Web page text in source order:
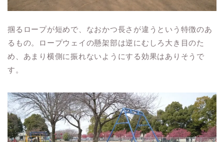
掴るロープが短めで、なおかつ長さが違うという特徴のあ
るもの。ロープウェイの懸架部は逆にむしろ大き目のた
め、あまり横側に振れないようにする効果はありそうで
す。